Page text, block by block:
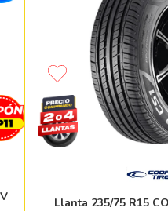
Llanta 235/75 R15